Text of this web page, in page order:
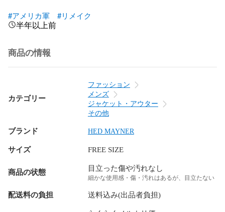
#アメリカ軍
#リメイク
半年以上前
商品の情報
カテゴリー
ファッション
メンズ
ジャケット・アウター
その他
ブランド HED MAYNER
サイズ FREE SIZE
商品の状態 目立った傷や汚れなし
細かな使用感・傷・汚れはあるが、目立たない
配送料の負担 送料込み(出品者負担)